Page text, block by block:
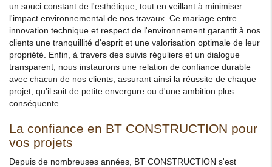
un souci constant de l'esthétique, tout en veillant à minimiser
l'impact environnemental de nos travaux. Ce mariage entre
innovation technique et respect de l'environnement garantit à nos
clients une tranquillité d'esprit et une valorisation optimale de leur
propriété. Enfin, à travers des suivis réguliers et un dialogue
transparent, nous instaurons une relation de confiance durable
avec chacun de nos clients, assurant ainsi la réussite de chaque
projet, qu'il soit de petite envergure ou d'une ambition plus
conséquente.
La confiance en BT CONSTRUCTION pour
vos projets
Depuis de nombreuses années, BT CONSTRUCTION s'est